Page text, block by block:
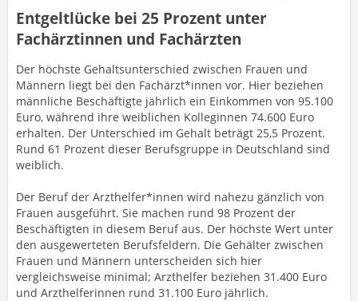
Entgeltlücke bei 25 Prozent unter
Fachärztinnen und Fachärzten
Der höchste Gehaltsunterschied zwischen Frauen und
Männern liegt bei den Fachärzt*innen vor. Hier beziehen
männliche Beschäftigte jährlich ein Einkommen von 95.100
Euro, während ihre weiblichen Kolleginnen 74.600 Euro
erhalten. Der Unterschied im Gehalt beträgt 25,5 Prozent.
Rund 61 Prozent dieser Berufsgruppe in Deutschland sind
weiblich.
Der Beruf der Arzthelfer*innen wird nahezu gänzlich von
Frauen ausgeführt. Sie machen rund 98 Prozent der
Beschäftigten in diesem Beruf aus. Der höchste Wert unter
den ausgewerteten Berufsfeldern. Die Gehälter zwischen
Frauen und Männern unterscheiden sich hier
vergleichsweise minimal; Arzthelfer beziehen 31.400 Euro
und Arzthelferinnen rund 31.100 Euro jährlich.